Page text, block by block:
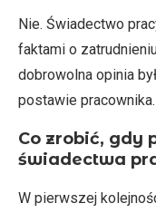
Nie. Świadectwo
faktami o
dobrowolna opinia
postawie pracownika.
Co zrobić, gdy
świadectwa
W pierwszej